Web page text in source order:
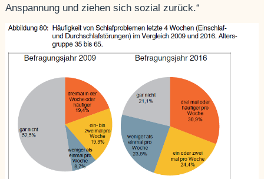
Anspannung und ziehen sich sozial zurück.“